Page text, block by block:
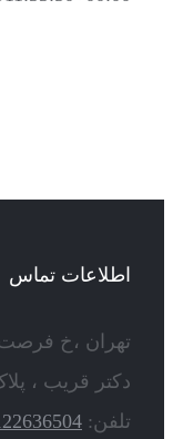
اطلاعات تماس
تهران ،خ فرصت
دکتر قریب ، پلاک 83 ، ساختمان
تلفن: